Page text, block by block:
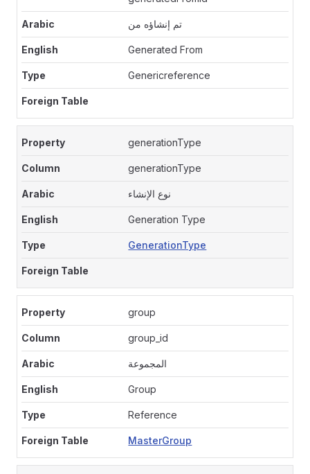
تم إنشاؤه من
Generated From
Genericreference
generationType
generationType
نوع الإنشاء
Generation Type
GenerationType
group
group_id
المجموعة
Group
Reference
MasterGroup